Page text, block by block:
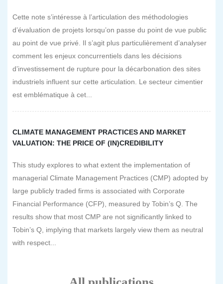
Cette note s’intéresse à l’articulation des méthodologies
d’évaluation de projets lorsqu’on passe du point de vue public
au point de vue privé. Il s’agit plus particulièrement d’analyser
comment les enjeux concurrentiels dans les décisions
d’investissement de rupture pour la décarbonation des sites
industriels influent sur cette articulation. Le secteur cimentier
est emblématique à cet...
CLIMATE MANAGEMENT PRACTICES AND MARKET
VALUATION: THE PRICE OF (IN)CREDIBILITY
This study explores to what extent the implementation of
managerial Climate Management Practices (CMP) adopted by
large publicly traded firms is associated with Corporate
Financial Performance (CFP), measured by Tobin’s Q. The
results show that most CMP are not significantly linked to
Tobin’s Q, implying that markets largely view them as neutral
with respect...